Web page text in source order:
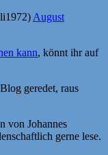
August
kann, könnt ihr auf
geredet, raus
von Johannes
gerne lese.